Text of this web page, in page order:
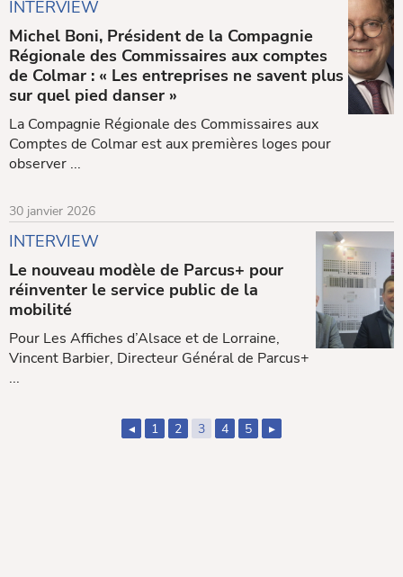
INTERVIEW
Michel Boni, Président de la Compagnie
Régionale des Commissaires aux comptes
de Colmar : « Les entreprises ne savent plus
sur quel pied danser »
La Compagnie Régionale des Commissaires aux
Comptes de Colmar est aux premières loges pour
observer ...
30 janvier 2026
INTERVIEW
Le nouveau modèle de Parcus+ pour
réinventer le service public de la
mobilité
Pour Les Affiches d’Alsace et de Lorraine,
Vincent Barbier, Directeur Général de Parcus+
...
1 2 3 4 5